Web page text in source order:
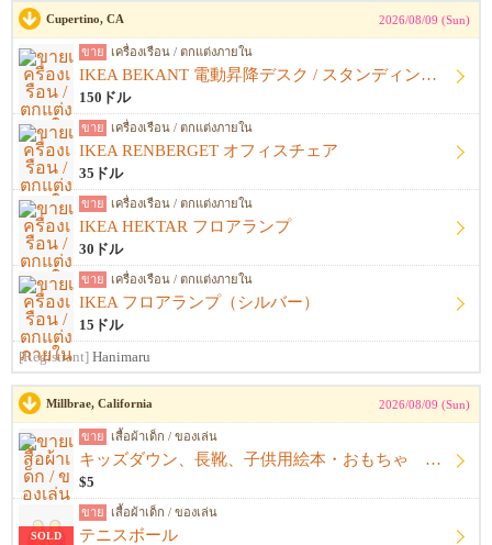
Cupertino, CA 2026/08/09 (Sun)
ขาย เครื่องเรือน / ตกแต่งภายใน
IKEA BEKANT 電動昇降デスク / スタンディングデスク
150ドル
ขาย เครื่องเรือน / ตกแต่งภายใน
IKEA RENBERGET オフィスチェア
35ドル
ขาย เครื่องเรือน / ตกแต่งภายใน
IKEA HEKTAR フロアランプ
30ドル
ขาย เครื่องเรือน / ตกแต่งภายใน
IKEA フロアランプ（シルバー）
15ドル
[Registrant] Hanimaru
Millbrae, California 2026/08/09 (Sun)
ขาย เสื้อผ้าเด็ก / ของเล่น
キッズダウン、長靴、子供用絵本・おもちゃ テニストレーナー
$5
SOLD
ขาย เสื้อผ้าเด็ก / ของเล่น
テニスボール